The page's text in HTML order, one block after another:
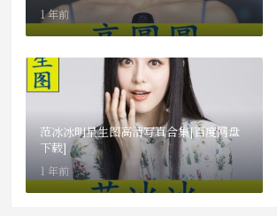
1 年前
范冰冰明星生图高清写真合集[百度网盘
下载]
1 年前